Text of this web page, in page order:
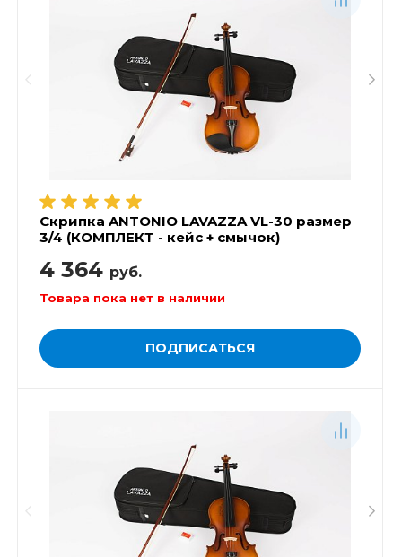
Скрипка ANTONIO LAVAZZA VL-30 размер
3/4 (КОМПЛЕКТ - кейс + смычок)
4 364 руб.
Товара пока нет в наличии
ПОДПИСАТЬСЯ